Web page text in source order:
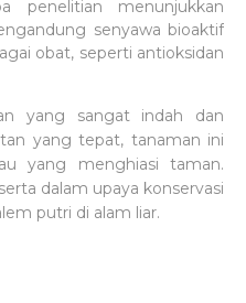
penelitian menunjukkan
senyawa bioaktif
obat, seperti antioksidan
yang sangat indah dan
yang tepat, tanaman ini
yang menghiasi taman.
dalam upaya konservasi
putri di alam liar.